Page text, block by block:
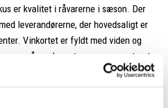
er kvalitet i råvarerne i sæson. Der
leverandørerne, der hovedsaligt er
Vinkortet er fyldt med viden og
og små producenter er repræsenteret,
holdninger til indhold, metoder og